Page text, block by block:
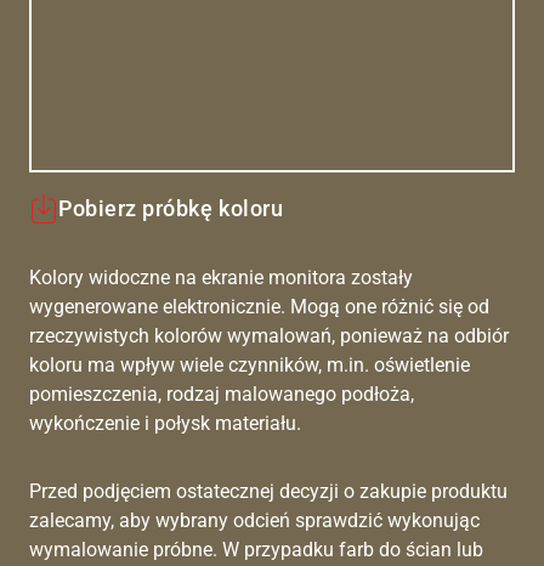
Pobierz próbkę koloru
Kolory widoczne na ekranie monitora zostały
wygenerowane elektronicznie. Mogą one różnić się od
rzeczywistych kolorów wymalowań, ponieważ na odbiór
koloru ma wpływ wiele czynników, m.in. oświetlenie
pomieszczenia, rodzaj malowanego podłoża,
wykończenie i połysk materiału.
Przed podjęciem ostatecznej decyzji o zakupie produktu
zalecamy, aby wybrany odcień sprawdzić wykonując
wymalowanie próbne. W przypadku farb do ścian lub